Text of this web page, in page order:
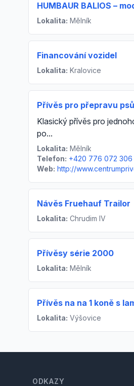
HUMBAUR BALIOS –
Lokalita: Mělník
Financování vozidel
Lokalita: Kralovice
Přívěs pro přepravu psů
Klasický přívěs pro
po...
Lokalita: Mělník
Telefon: +420 776 072 306
Web: http://
Návěs Fruehauf Trailor
Lokalita: Chrudim IV
Přívěsy série 2000
Lokalita: Mělník
Přívěs na na 1 koně s
Lokalita: Výšovice
ODKAZY